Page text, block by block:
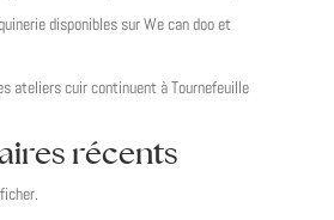
disponibles sur We can doo et
ateliers cuir continuent à Tournefeuille
récents